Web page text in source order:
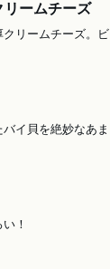
リームチーズ
リームチーズ。
イ貝を絶妙なあ
！